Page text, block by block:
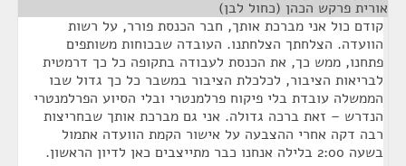
אורית פרקש הכהן (כחול לבן)
קודם כול אני מברכת אותך, חבר הכנסת פורר, על רשות
הוועדה. הצלחתך הצלחתנו. העובדה שבכוחות משותפים
פתחנו, ממש כך, את הכנסת לעבודה בתקופה כל כך דרמטית
לבריאות הציבור, לכלכלת הציבור במשבר כל כך גדול שבו
הממשלה עובדת בלי פיקוח פרלמנטרי ובלי הסיוע הפרלמנטרי
הנדרש – זאת ברכה גדולה. אני גם מברכת אותך שבחריצות
רבה דקה אחרי ההצבעה על אישור הקמת הוועדה אתמול
בשעה 2:00 בלילה אנחנו כבר מתייצבים כאן לדיון הראשון.